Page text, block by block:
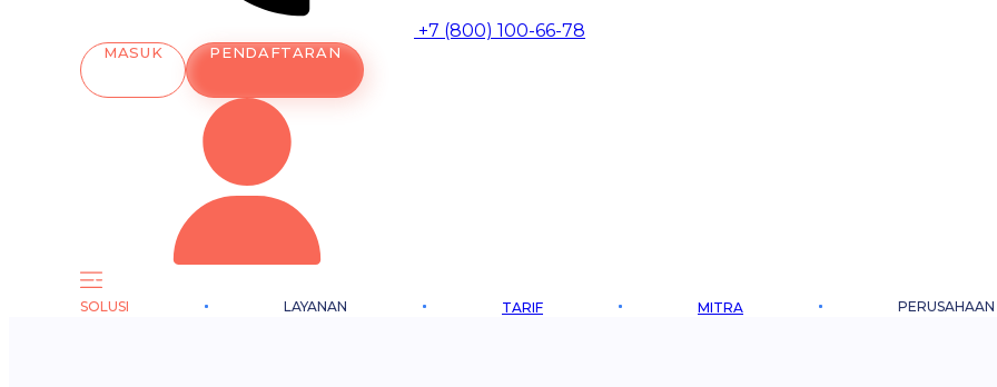
+7 (800) 100-66-78
MASUK PENDAFTARAN
SOLUSI LAYANAN TARIF MITRA PERUSAHAAN